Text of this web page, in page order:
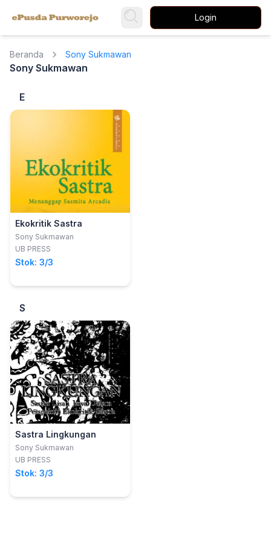
Login
Beranda Sony Sukmawan
Sony Sukmawan
E
Ekokritik Sastra
Sony Sukmawan
UB PRESS
Stok: 3/3
S
Sastra Lingkungan
Sony Sukmawan
UB PRESS
Stok: 3/3